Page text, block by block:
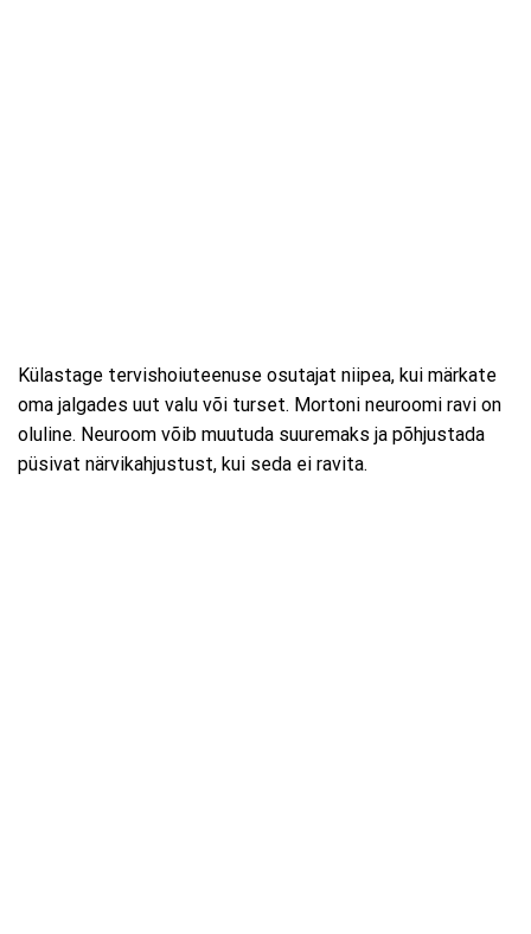
Külastage tervishoiuteenuse osutajat niipea, kui märkate
oma jalgades uut valu või turset. Mortoni neuroomi ravi on
oluline. Neuroom võib muutuda suuremaks ja põhjustada
püsivat närvikahjustust, kui seda ei ravita.